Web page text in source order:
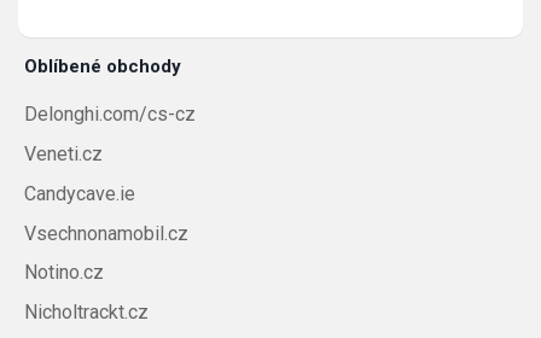
Oblíbené obchody
Delonghi.com/cs-cz
Veneti.cz
Candycave.ie
Vsechnonamobil.cz
Notino.cz
Nicholtrackt.cz